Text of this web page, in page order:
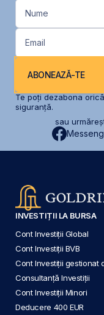
Nume
Email
ABONEAZĂ-TE
Te poți dezabona
siguranță.
sau
INVESTIȚII LA BURSA
Cont Investiții Global
Cont Investiții BVB
Cont Investiții gestionat
Consultanță Investiții
Cont Investiții Minori
Deducere 400 EUR